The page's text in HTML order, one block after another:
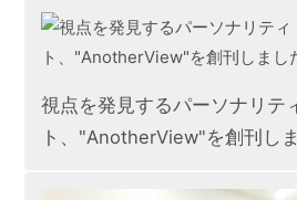
視点を発見するパーソナリテ
ト、"AnotherView"を創刊しま